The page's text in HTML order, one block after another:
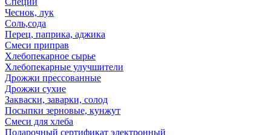
Чеснок, лук
Соль,сода
Перец, паприка, аджика
Смеси приправ
Хлебопекарное сырье
Хлебопекарные улучшители
Дрожжи прессованные
Дрожжи сухие
Закваски, заварки, солод
Посыпки зерновые, кунжут
Смеси для хлеба
Подарочный сертификат электронный